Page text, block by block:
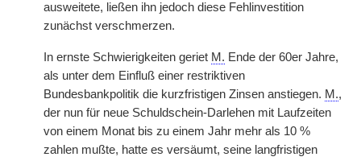
ausweitete, ließen ihn jedoch diese Fehlinvestition
zunächst verschmerzen.
In ernste Schwierigkeiten geriet M. Ende der 60er Jahre,
als unter dem Einfluß einer restriktiven
Bundesbankpolitik die kurzfristigen Zinsen anstiegen. M.,
der nun für neue Schuldschein-Darlehen mit Laufzeiten
von einem Monat bis zu einem Jahr mehr als 10 %
zahlen mußte, hatte es versäumt, seine langfristigen